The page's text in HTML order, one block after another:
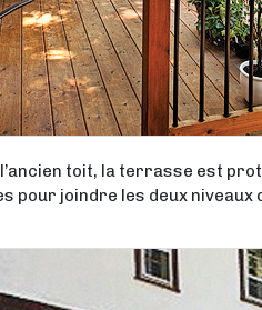
toit, la terrasse est
pour joindre les deux niveaux